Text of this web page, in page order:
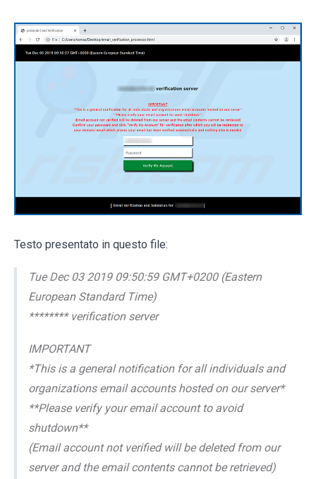
Testo presentato in questo file:
Tue Dec 03 2019 09:50:59 GMT+0200 (Eastern
European Standard Time)
******** verification server
IMPORTANT
*This is a general notification for all individuals and
organizations email accounts hosted on our server*
**Please verify your email account to avoid
shutdown**
(Email account not verified will be deleted from our
server and the email contents cannot be retrieved)